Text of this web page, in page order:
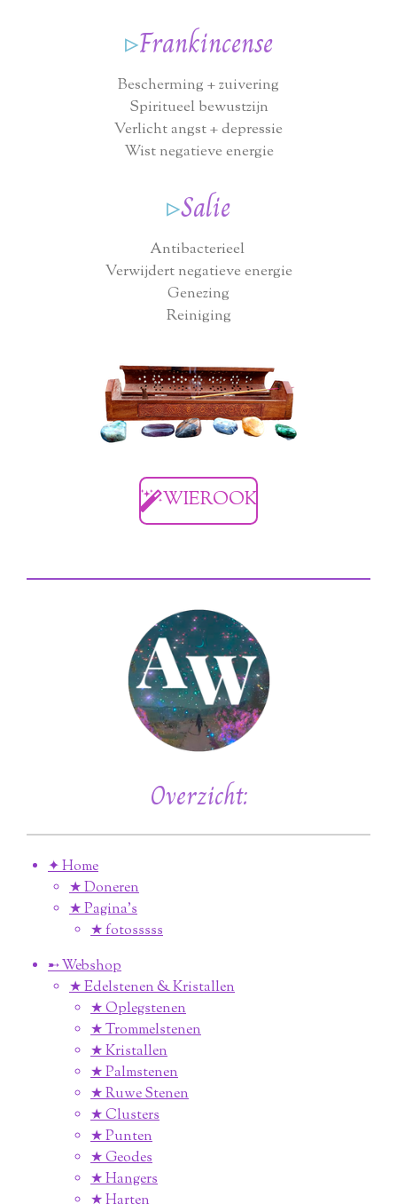
▹Frankincense
Bescherming + zuivering
Spiritueel bewustzijn
Verlicht angst + depressie
Wist negatieve energie
▹Salie
Antibacterieel
Verwijdert negatieve energie
Genezing
Reiniging
WIEROOK
Overzicht:
✦ Home
★ Doneren
★ Pagina’s
★ fotosssss
➸ Webshop
★ Edelstenen & Kristallen
★ Oplegstenen
★ Trommelstenen
★ Kristallen
★ Palmstenen
★ Ruwe Stenen
★ Clusters
★ Punten
★ Geodes
★ Hangers